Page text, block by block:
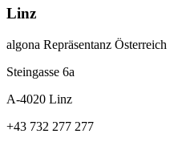
Linz
algona Repräsentanz Österreich
Steingasse 6a
A-4020 Linz
+43 732 277 277